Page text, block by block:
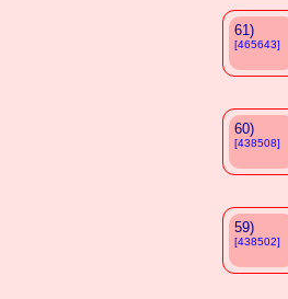
61)
[465643]
60)
[438508]
59)
[438502]